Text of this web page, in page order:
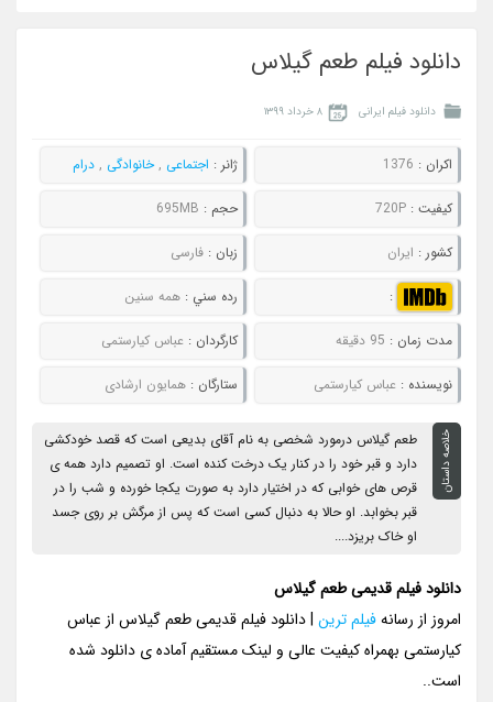
دانلود فیلم طعم گیلاس
دانلود فیلم ایرانی ۸ خرداد ۱۳۹۹
اکران : 1376 ژانر : اجتماعی ,خانوادگی , درام
کيفيت :720P حجم : 695MB
کشور : ایران زبان : فارسی
: رده سني : همه سنین
مدت زمان : 95 دقیقه کارگردان : عباس کیارستمی
نويسنده :عباس کیارستمی ستارگان : همایون ارشادی
خلاصه داستان
طعم گیلاس درمورد شخصی به نام آقای بدیعی است که قصد خودکشی
دارد و قبر خود را در کنار یک درخت کنده است. او تصمیم دارد همه ی
قرص های خوابی که در اختیار دارد به صورت یکجا خورده و شب را در
قبر بخوابد. او حالا به دنبال کسی است که پس از مرگش بر روی جسد
او خاک بریزد....
دانلود فیلم قدیمی طعم گیلاس
امروز از رسانهفیلم ترین | دانلود فیلم قدیمی طعم گیلاس از عباس
کیارستمی بهمراه کیفیت عالی و لینک مستقیم آماده ی دانلود شده
است..